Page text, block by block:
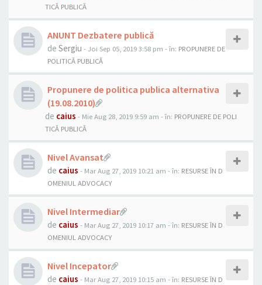
TICĂ PUBLICĂ
ANUNT Dezbatere publică
de Sergiu - Joi Sep 05, 2019 3:58 pm - în: PROPUNERE DE
POLITICĂ PUBLICĂ
Propunere de politica publica alternativa
(19.08.2010)
de caius - Mie Aug 28, 2019 9:59 am - în: PROPUNERE DE POLI
TICĂ PUBLICĂ
Nivel Avansat
de caius - Mar Aug 27, 2019 10:21 am - în: RESURSE ÎN D
OMENIUL ADVOCACY
Nivel Intermediar
de caius - Mar Aug 27, 2019 10:17 am - în: RESURSE ÎN D
OMENIUL ADVOCACY
Nivel Incepator
de caius - Mar Aug 27, 2019 10:15 am - în: RESURSE ÎN D